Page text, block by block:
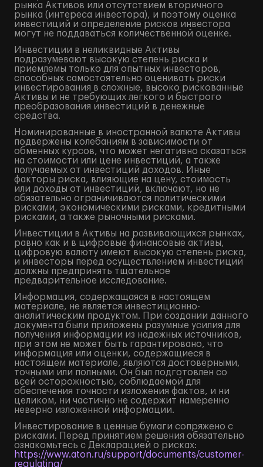
рынка Активов или отсутствием вторичного
рынка (интереса инвестора), и поэтому оценка
инвестиций и определение рисков инвестора
могут не поддаваться количественной оценке.
Инвестиции в неликвидные Активы
подразумевают высокую степень риска и
приемлемы только для опытных инвесторов,
способных самостоятельно оценивать риски
инвестирования в сложные, высоко рискованные
Активы и не требующих легкого и быстрого
преобразования инвестиций в денежные
средства.
Номинированные в иностранной валюте Активы
подвержены колебаниям в зависимости от
обменных курсов, что может негативно сказаться
на стоимости или цене инвестиций, а также
получаемых от инвестиций доходов. Иные
факторы риска, влияющие на цену, стоимость
или доходы от инвестиций, включают, но не
обязательно ограничиваются политическими
рисками, экономическими рисками, кредитными
рисками, а также рыночными рисками.
Инвестиции в Активы на развивающихся рынках,
равно как и в цифровые финансовые активы,
цифровую валюту имеют высокую степень риска,
и инвесторы перед осуществлением инвестиций
должны предпринять тщательное
предварительное исследование.
Информация, содержащаяся в настоящем
материале, не является инвестиционно-
аналитическим продуктом. При создании данного
документа были приложены разумные усилия для
получения информации из надежных источников,
при этом не может быть гарантировано, что
информация или оценки, содержащиеся в
настоящем материале, являются достоверными,
точными или полными. Он был подготовлен со
всей осторожностью, соблюдаемой для
обеспечения точности изложения фактов, и ни
целиком, ни частично не содержит намеренно
неверно изложенной информации.
Инвестирование в ценные бумаги сопряжено с
рисками. Перед принятием решения обязательно
ознакомьтесь с Декларацией о рисках:
https://www.aton.ru/support/documents/customer-
regulating/